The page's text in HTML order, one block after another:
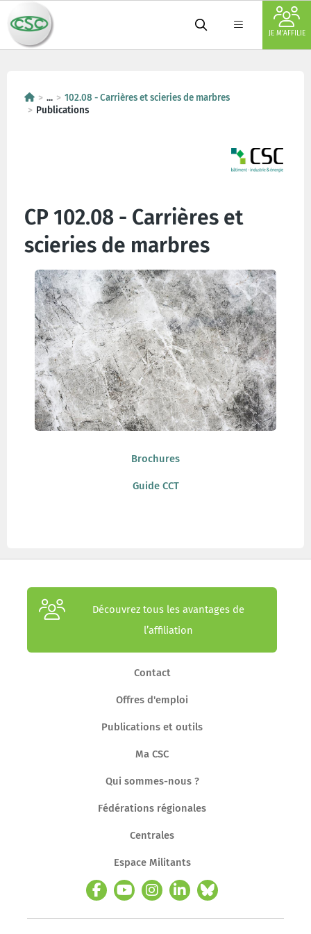
JE M'AFFILIE
...
102.08 - Carrières et scieries de marbres
Publications
CP 102.08 - Carrières et
scieries de marbres
Brochures
Guide CCT
Découvrez tous les avantages de
l’affiliation
Contact
Offres d'emploi
Publications et outils
Ma CSC
Qui sommes-nous ?
Fédérations régionales
Centrales
Espace Militants